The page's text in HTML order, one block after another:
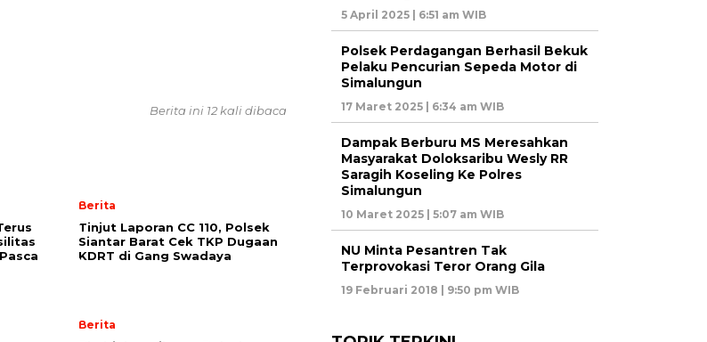
Berita ini 12 kali dibaca
Berita
Tinjut Laporan CC 110, Polsek
Siantar Barat Cek TKP Dugaan
KDRT di Gang Swadaya
Berita
5 April 2025 | 6:51 am WIB
Polsek Perdagangan Berhasil Bekuk
Pelaku Pencurian Sepeda Motor di
Simalungun
17 Maret 2025 | 6:34 am WIB
Dampak Berburu MS Meresahkan
Masyarakat Doloksaribu Wesly RR
Saragih Koseling Ke Polres
Simalungun
10 Maret 2025 | 5:07 am WIB
NU Minta Pesantren Tak
Terprovokasi Teror Orang Gila
19 Februari 2018 | 9:50 pm WIB